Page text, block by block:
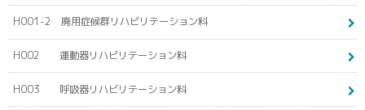
H001-2 廃用症候群リハビリテーション料
H002 運動器リハビリテーション料
H003 呼吸器リハビリテーション料